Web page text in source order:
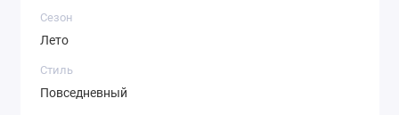
Сезон
Лето
Стиль
Повседневный